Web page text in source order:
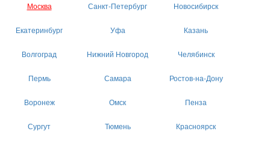
Москва Санкт-Петербург Новосибирск
Екатеринбург Уфа Казань
Волгоград Нижний Новгород Челябинск
Пермь Самара Ростов-на-Дону
Воронеж Омск Пенза
Сургут Тюмень Красноярск